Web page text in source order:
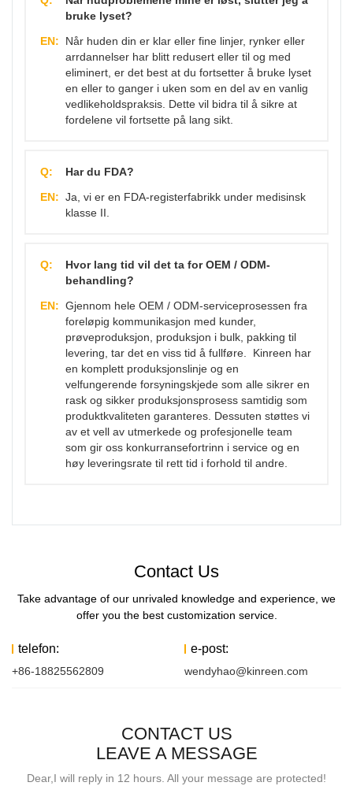
bruke lyset?
EN:
Når huden din er klar eller fine linjer, rynker eller
arrdannelser har blitt redusert eller til og med
eliminert, er det best at du fortsetter å bruke lyset
en eller to ganger i uken som en del av en vanlig
vedlikeholdspraksis. Dette vil bidra til å sikre at
fordelene vil fortsette på lang sikt.
Q:
Har du FDA?
EN: Ja, vi er en FDA-registerfabrikk under medisinsk
klasse II.
Q:
Hvor lang tid vil det ta for OEM / ODM-
behandling?
EN: Gjennom hele OEM / ODM-serviceprosessen fra
foreløpig kommunikasjon med kunder,
prøveproduksjon, produksjon i bulk, pakking til
levering, tar det en viss tid å fullføre. Kinreen har
en komplett produksjonslinje og en
velfungerende forsyningskjede som alle sikrer en
rask og sikker produksjonsprosess samtidig som
produktkvaliteten garanteres. Dessuten støttes vi
av et vell av utmerkede og profesjonelle team
som gir oss konkurransefortrinn i service og en
høy leveringsrate til rett tid i forhold til andre.
Contact Us
Take advantage of our unrivaled knowledge and experience, we
offer you the best customization service.
telefon:
+86-18825562809
e-post:
wendyhao@kinreen.com
CONTACT US
LEAVE A MESSAGE
Dear,I will reply in 12 hours. All your message are protected!